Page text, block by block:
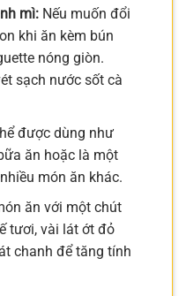
mì:Nếu muốn đổi
khi ăn kèm bún
nóng giòn.
sạch nước sốt cà
được dùng như
ăn hoặc là một
món ăn khác.
ăn với một chút
tươi, vài lát ớt đỏ
chanh để tăng tính